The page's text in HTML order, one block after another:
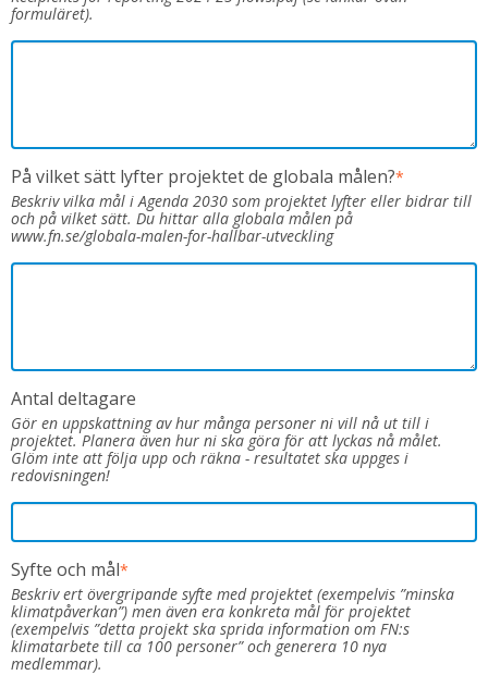
formuläret).
På vilket sätt lyfter projektet de globala målen?*
Beskriv vilka mål i Agenda 2030 som projektet lyfter eller bidrar till
och på vilket sätt. Du hittar alla globala målen på
www.fn.se/globala-malen-for-hallbar-utveckling
Antal deltagare
Gör en uppskattning av hur många personer ni vill nå ut till i
projektet. Planera även hur ni ska göra för att lyckas nå målet.
Glöm inte att följa upp och räkna - resultatet ska uppges i
redovisningen!
Syfte och mål*
Beskriv ert övergripande syfte med projektet (exempelvis ”minska
klimatpåverkan”) men även era konkreta mål för projektet
(exempelvis ”detta projekt ska sprida information om FN:s
klimatarbete till ca 100 personer” och generera 10 nya
medlemmar).